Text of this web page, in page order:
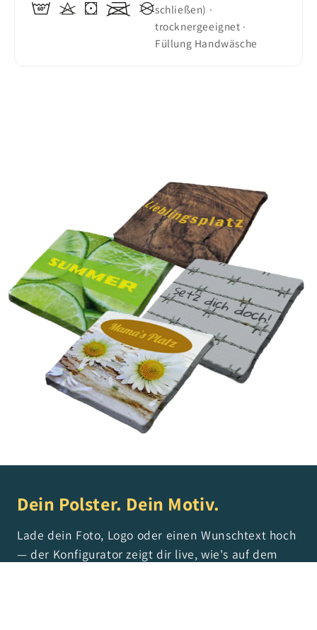
schließen) ·
trocknergeeignet ·
Füllung Handwäsche
Dein Polster. Dein Motiv.
Lade dein Foto, Logo oder einen Wunschtext hoch
— der Konfigurator zeigt dir live, wie's auf dem